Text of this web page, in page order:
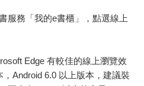
服務「我的e書櫃」，點選線上
Edge 有較佳的線上瀏覽效
Android 6.0 以上版本，建議裝